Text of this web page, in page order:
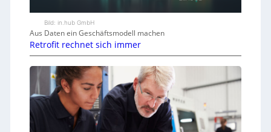
Bild: in.hub GmbH
Aus Daten ein Geschäftsmodell machen
Retrofit rechnet sich immer